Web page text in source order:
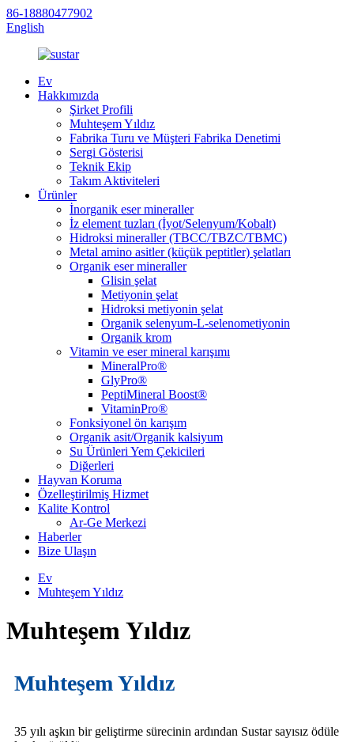
86-18880477902
English
Ev
Hakkımızda
Şirket Profili
Muhteşem Yıldız
Fabrika Turu ve Müşteri Fabrika Denetimi
Sergi Gösterisi
Teknik Ekip
Takım Aktiviteleri
Ürünler
İnorganik eser mineraller
İz element tuzları (İyot/Selenyum/Kobalt)
Hidroksi mineraller (TBCC/TBZC/TBMC)
Metal amino asitler (küçük peptitler) şelatları
Organik eser mineraller
Glisin şelat
Metiyonin şelat
Hidroksi metiyonin şelat
Organik selenyum-L-selenometiyonin
Organik krom
Vitamin ve eser mineral karışımı
MineralPro®
GlyPro®
PeptiMineral Boost®
VitaminPro®
Fonksiyonel ön karışım
Organik asit/Organik kalsiyum
Su Ürünleri Yem Çekicileri
Diğerleri
Hayvan Koruma
Özelleştirilmiş Hizmet
Kalite Kontrol
Ar-Ge Merkezi
Haberler
Bize Ulaşın
Ev
Muhteşem Yıldız
Muhteşem Yıldız
Muhteşem Yıldız
35 yılı aşkın bir geliştirme sürecinin ardından Sustar sayısız ödüle